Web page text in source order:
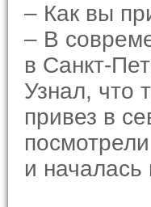
– Как вы
– В
в Санкт-
Узнал, что
привез в
и